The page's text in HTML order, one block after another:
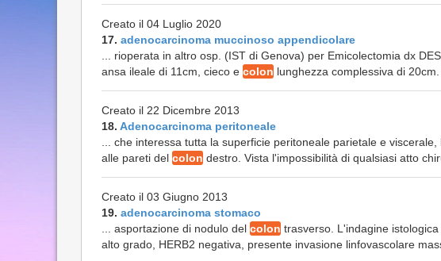
Creato il 04 Luglio 2020
17. adenocarcinoma muccinoso appendicolare
... rioperata in altro osp. (IST di Genova) per Emicolectomia dx
ansa ileale di 11cm, cieco e colon lunghezza complessiva di 20cm.
Creato il 22 Dicembre 2013
18. Adenocarcinoma peritoneale
... che interessa tutta la superficie peritoneale parietale e
alle pareti del colon destro. Vista l'impossibilità di qualsiasi atto
Creato il 03 Giugno 2013
19. adenocarcinoma stomaco
... asportazione di nodulo del colon trasverso. L'indagine
alto grado, HERB2 negativa, presente invasione linfovascolare